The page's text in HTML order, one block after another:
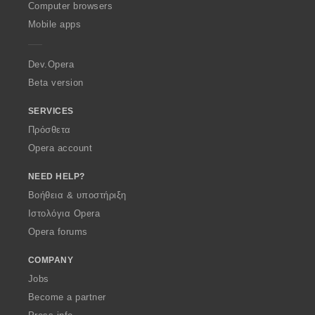
O
p
a
Computer browsers
Mobile apps
Dev.Opera
Beta version
SERVICES
Πρόσθετα
Opera account
NEED HELP?
Βοήθεια & υποστήριξη
Ιστολόγια Opera
Opera forums
COMPANY
Jobs
Become a partner